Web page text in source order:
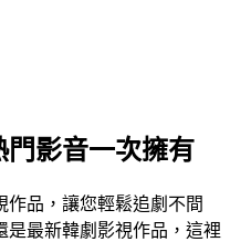
門影音一次擁有
作品，讓您輕鬆追劇不間
是最新韓劇影視作品，這裡